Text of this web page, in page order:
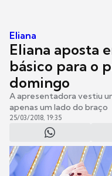
Eliana
Eliana aposta
básico para o
domingo
A apresentadora vestiu
apenas um lado do braço
25/03/2018, 19:35